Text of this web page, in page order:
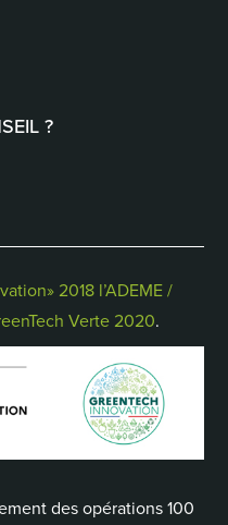
?
2018 l’ADEME /
Verte 2020.
des opérations 100